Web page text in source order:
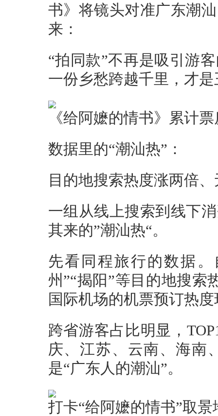
书》将镜头对准广东潮
来：
“拍同款”不再是吸引游
一份乡愁跨越千里，才
《给阿嬷的情书》累计
数据里的“潮汕热”：
目的地搜索热度涨两倍
一组从线上搜索到线下
其来的”潮汕热“。
先看同程旅行的数据
州”“揭阳”等目的地搜索
国际机场的机票预订热
跨省游客占比明显，
庆、江苏、云南、海
是“广东人的潮汕”。
打卡“给阿嬷的情书”取